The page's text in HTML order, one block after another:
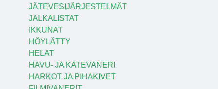
JÄTEVESIJÄRJESTELMÄT
JALKALISTAT
IKKUNAT
HÖYLÄTTY
HELAT
HAVU- JA KATEVANERI
HARKOT JA PIHAKIVET